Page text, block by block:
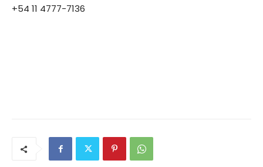
+54 11 4777-7136